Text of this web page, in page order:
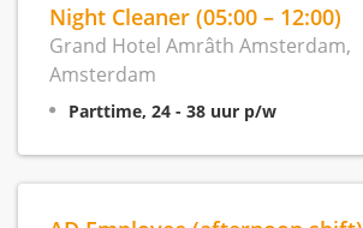
Night Cleaner (05:00 – 12:00)
Grand Hotel Amrâth Amsterdam,
Amsterdam
Parttime, 24 - 38 uur p/w